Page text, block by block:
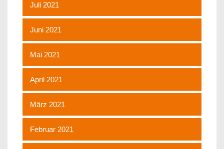
Juli 2021
Juni 2021
Mai 2021
April 2021
März 2021
Februar 2021